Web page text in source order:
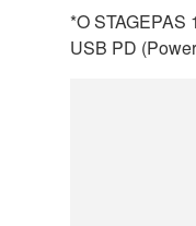
*O STAGEPAS
USB PD